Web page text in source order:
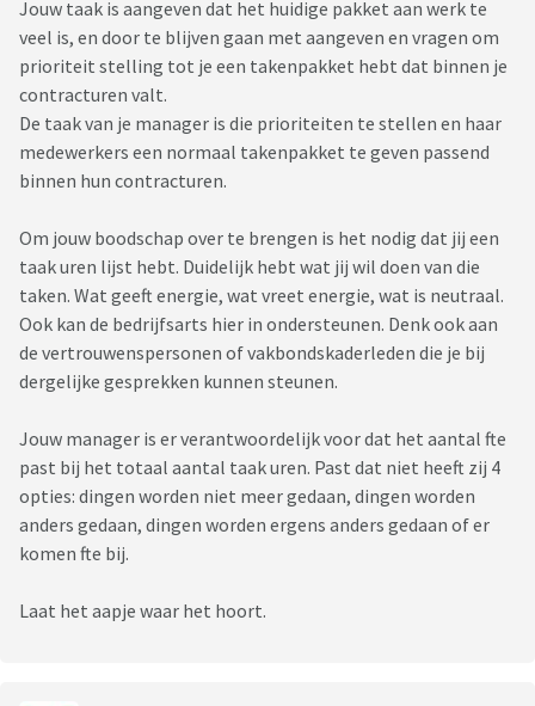
Jouw taak is aangeven dat het huidige pakket aan werk te
veel is, en door te blijven gaan met aangeven en vragen om
prioriteit stelling tot je een takenpakket hebt dat binnen je
contracturen valt.
De taak van je manager is die prioriteiten te stellen en haar
medewerkers een normaal takenpakket te geven passend
binnen hun contracturen.
Om jouw boodschap over te brengen is het nodig dat jij een
taak uren lijst hebt. Duidelijk hebt wat jij wil doen van die
taken. Wat geeft energie, wat vreet energie, wat is neutraal.
Ook kan de bedrijfsarts hier in ondersteunen. Denk ook aan
de vertrouwenspersonen of vakbondskaderleden die je bij
dergelijke gesprekken kunnen steunen.
Jouw manager is er verantwoordelijk voor dat het aantal fte
past bij het totaal aantal taak uren. Past dat niet heeft zij 4
opties: dingen worden niet meer gedaan, dingen worden
anders gedaan, dingen worden ergens anders gedaan of er
komen fte bij.
Laat het aapje waar het hoort.